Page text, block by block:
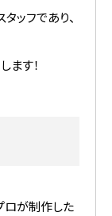
ッフであり、
ます！
ロが制作した